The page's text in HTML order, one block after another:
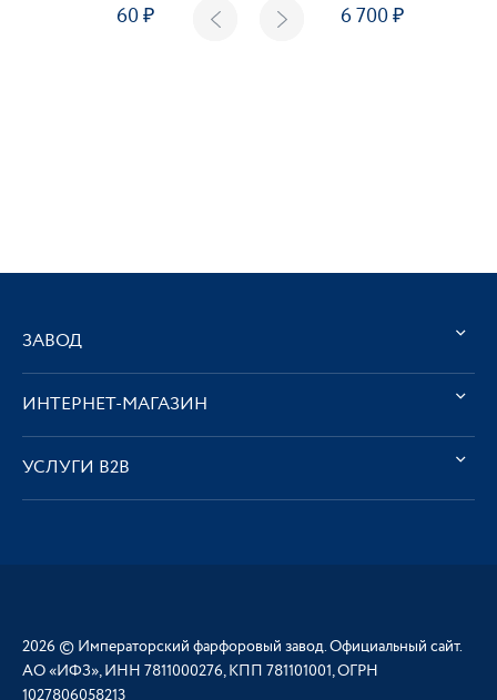
60 6 700
ЗАВОД
ИНТЕРНЕТ-МАГАЗИН
УСЛУГИ В2В
2026 © Императорский фарфоровый завод. Официальный сайт.
АО «ИФЗ», ИНН 7811000276, КПП 781101001, ОГРН
1027806058213